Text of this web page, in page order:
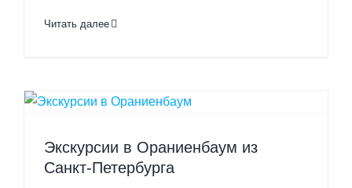
Читать далее
Экскурсии в Ораниенбаум из
Санкт-Петербурга